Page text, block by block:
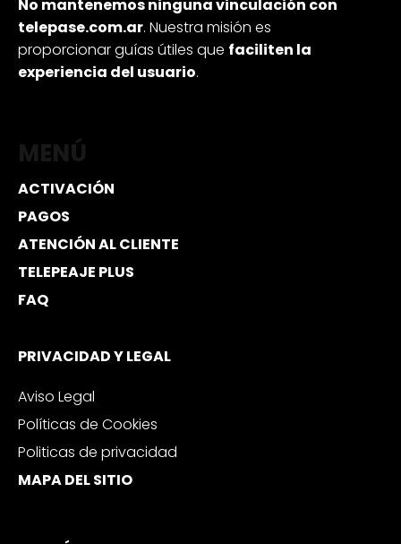
No mantenemos ninguna vinculación con
telepase.com.ar. Nuestra misión es
proporcionar guías útiles que faciliten la
experiencia del usuario.
MENÚ
ACTIVACIÓN
PAGOS
ATENCIÓN AL CLIENTE
TELEPEAJE PLUS
FAQ
PRIVACIDAD Y LEGAL
Aviso Legal
Políticas de Cookies
Politicas de privacidad
MAPA DEL SITIO